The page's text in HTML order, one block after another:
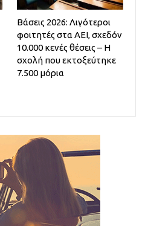
Βάσεις 2026: Λιγότεροι
φοιτητές στα ΑΕΙ, σχεδόν
10.000 κενές θέσεις – Η
σχολή που εκτοξεύτηκε
7.500 μόρια